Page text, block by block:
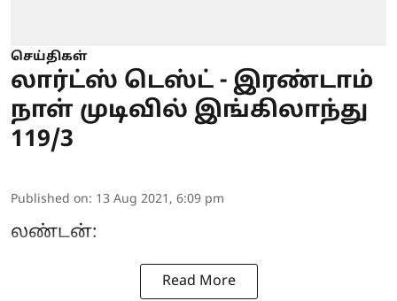
செய்திகள்
லார்ட்ஸ் டெஸ்ட் - இரண்டாம்
நாள் முடிவில் இங்கிலாந்து
119/3
Published on: 13 Aug 2021, 6:09 pm
லண்டன்:
Read More